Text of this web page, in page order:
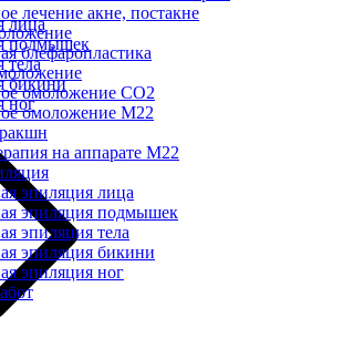
лица
подмышек
тела
бикини
ног
лечение акне, постакне
блефаропластика
омоложение CO2
омоложение M22
на аппарате М22
эпиляция лица
эпиляция подмышек
эпиляция тела
эпиляция бикини
эпиляция ног